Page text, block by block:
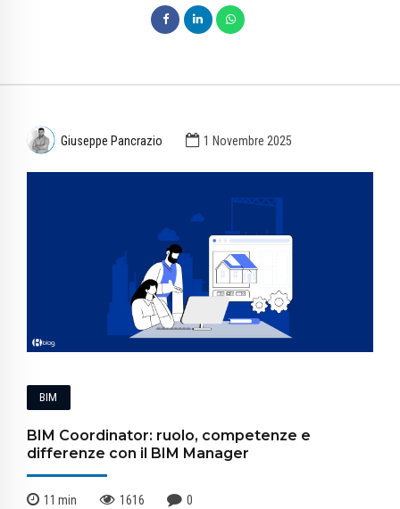
Giuseppe Pancrazio 1 Novembre 2025
BIM
BIM Coordinator: ruolo, competenze e
differenze con il BIM Manager
11 min 1616 0